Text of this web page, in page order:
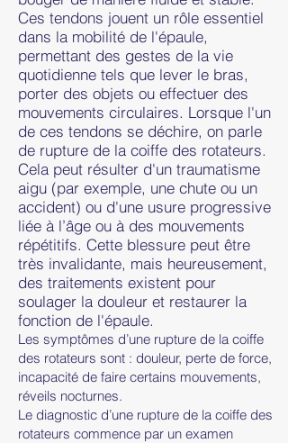
Ces tendons jouent un rôle essentiel
dans la mobilité de l'épaule,
permettant des gestes de la vie
quotidienne tels que lever le bras,
porter des objets ou effectuer des
mouvements circulaires. Lorsque l'un
de ces tendons se déchire, on parle
de rupture de la coiffe des rotateurs.
Cela peut résulter d'un traumatisme
aigu (par exemple, une chute ou un
accident) ou d'une usure progressive
liée à l’âge ou à des mouvements
répétitifs. Cette blessure peut être
très invalidante, mais heureusement,
des traitements existent pour
soulager la douleur et restaurer la
fonction de l'épaule.
Les symptômes d’une rupture de la coiffe
des rotateurs sont : douleur, perte de force,
incapacité de faire certains mouvements,
réveils nocturnes.
Le diagnostic d’une rupture de la coiffe des
rotateurs commence par un examen